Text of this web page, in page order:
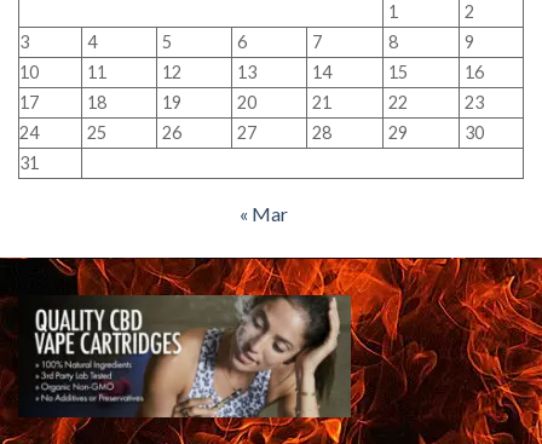
1
2
3
4 5 6 7 8
9
10
11 12 13 14 15
16
17
18 19 20 21 22
23
24
25 26 27 28 29
30
31
« Mar